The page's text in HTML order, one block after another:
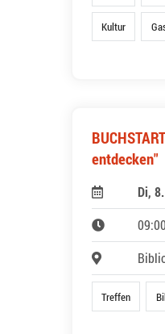
Kultur
entdecken"
Di,
Treffen